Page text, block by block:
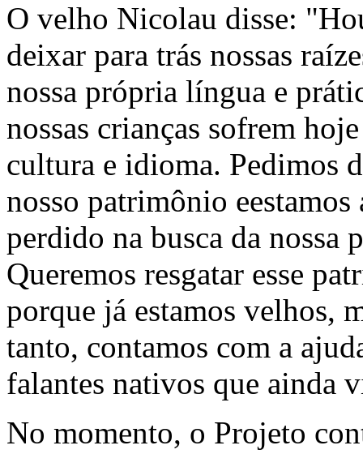
O velho Nicolau disse:
deixar para trás nossas
nossa própria língua e
nossas crianças sofrem
cultura e idioma. Pedimos
nosso patrimônio
perdido na busca da
Queremos resgatar esse
porque já estamos velhos,
tanto, contamos com a
falantes nativos que ainda
No momento, o Projeto